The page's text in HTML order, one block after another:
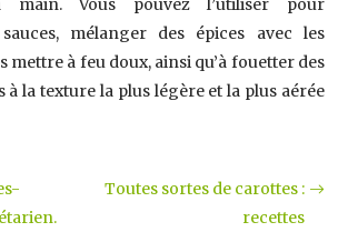
Vous pouvez l’utiliser pour
mélanger des épices avec les
mettre à feu doux, ainsi qu’à fouetter des
la texture la plus légère et la plus aérée
Toutes sortes de carottes :
recettes